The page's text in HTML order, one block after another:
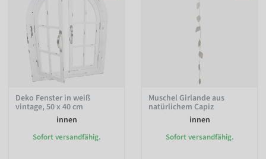
Deko Fenster in weiß
vintage, 50 x 40 cm
innen
Sofort versandfähig.
Muschel Girlande aus
natürlichem Capiz
innen
Sofort versandfähig.